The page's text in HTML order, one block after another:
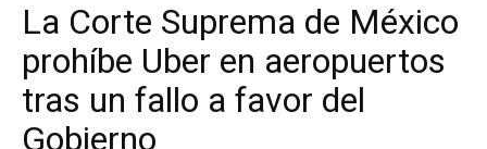
La Corte Suprema de México
prohíbe Uber en aeropuertos
tras un fallo a favor del
Gobierno